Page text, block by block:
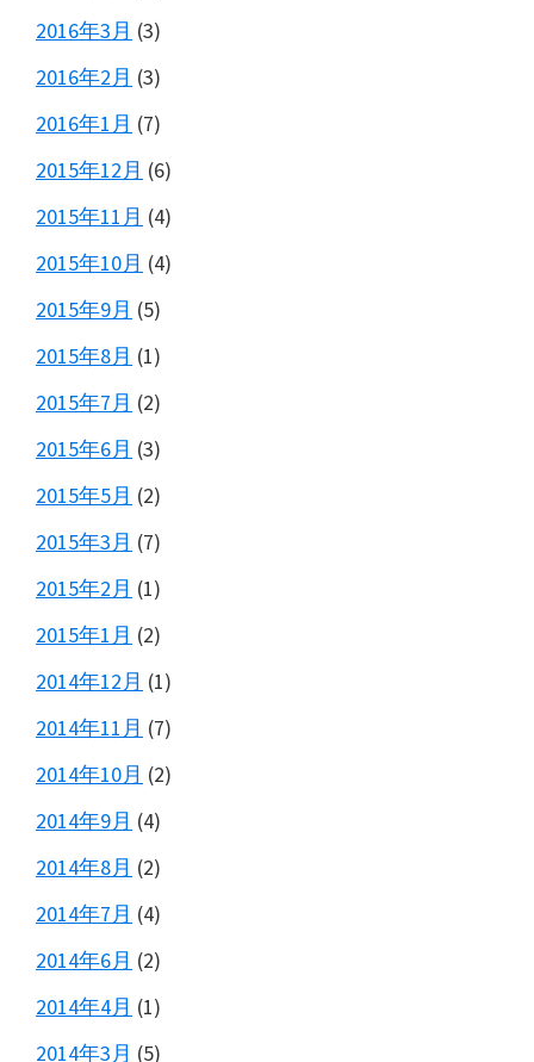
2016年3月 (3)
2016年2月 (3)
2016年1月 (7)
2015年12月 (6)
2015年11月 (4)
2015年10月 (4)
2015年9月 (5)
2015年8月 (1)
2015年7月 (2)
2015年6月 (3)
2015年5月 (2)
2015年3月 (7)
2015年2月 (1)
2015年1月 (2)
2014年12月 (1)
2014年11月 (7)
2014年10月 (2)
2014年9月 (4)
2014年8月 (2)
2014年7月 (4)
2014年6月 (2)
2014年4月 (1)
2014年3月 (5)